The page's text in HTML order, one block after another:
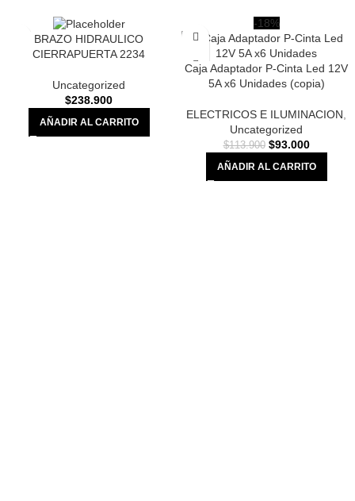
BRAZO HIDRAULICO
CIERRAPUERTA 2234
Uncategorized
$238.900
AÑADIR AL CARRITO
-18%
Caja Adaptador P-Cinta Led 12V
5A x6 Unidades (copia)
ELECTRICOS E ILUMINACION
Uncategorized
$113.900 $93.000
AÑADIR AL CARRITO